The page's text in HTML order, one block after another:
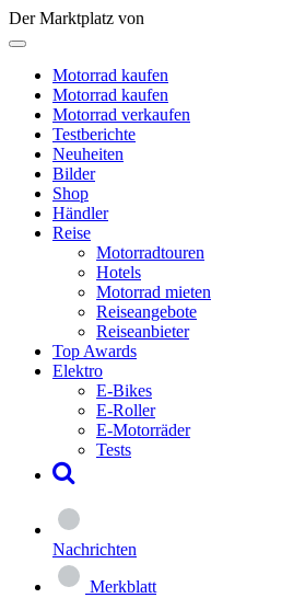
Der Marktplatz von
Motorrad kaufen
Motorrad kaufen
Motorrad verkaufen
Testberichte
Neuheiten
Bilder
Shop
Händler
Reise
Motorradtouren
Hotels
Motorrad mieten
Reiseangebote
Reiseanbieter
Top Awards
Elektro
E-Bikes
E-Roller
E-Motorräder
Tests
Nachrichten
Merkblatt